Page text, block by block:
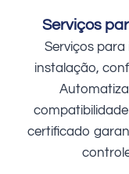
Serviços
Serviços
instalação,
certificado